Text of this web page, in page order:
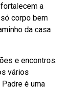
a
corpo bem
da casa
e encontros.
vários
é uma